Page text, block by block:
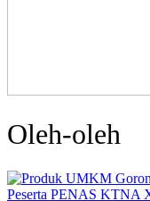
Oleh-oleh